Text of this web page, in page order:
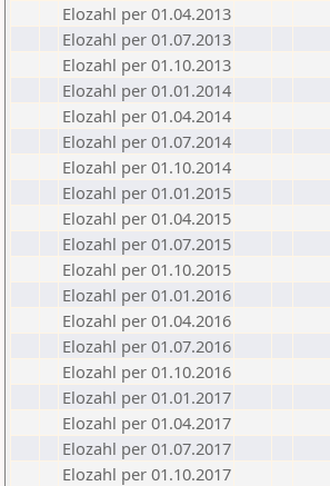
Elozahl per 01.04.2013
Elozahl per 01.07.2013
Elozahl per 01.10.2013
Elozahl per 01.01.2014
Elozahl per 01.04.2014
Elozahl per 01.07.2014
Elozahl per 01.10.2014
Elozahl per 01.01.2015
Elozahl per 01.04.2015
Elozahl per 01.07.2015
Elozahl per 01.10.2015
Elozahl per 01.01.2016
Elozahl per 01.04.2016
Elozahl per 01.07.2016
Elozahl per 01.10.2016
Elozahl per 01.01.2017
Elozahl per 01.04.2017
Elozahl per 01.07.2017
Elozahl per 01.10.2017